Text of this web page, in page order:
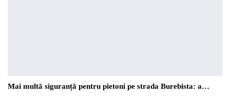
Mai multă siguranță pentru pietoni pe strada Burebista: a…